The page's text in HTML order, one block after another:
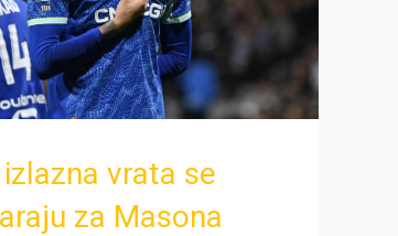
vrata se
za Masona